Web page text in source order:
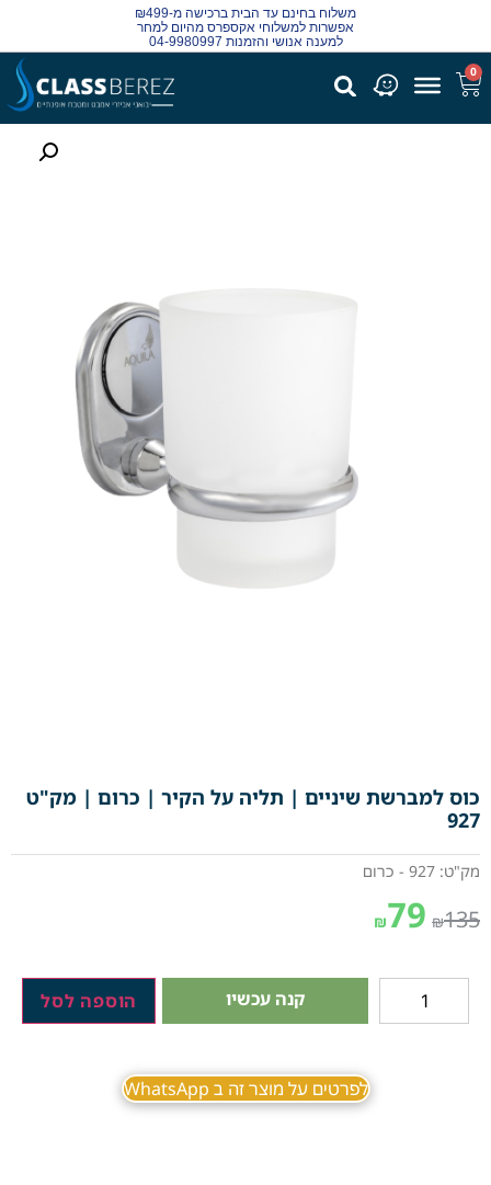
משלוח בחינם עד הבית ברכישה מ-₪499
אפשרות למשלוחי אקספרס מהיום למחר
למענה אנושי והזמנות 04-9980997
0
כוס למברשת שיניים | תליה על הקיר | כרום | מק"ט
927
מק"ט: 927 - כרום
₪135
₪79
קנה עכשיו הוספה לסל
לפרטים על מוצר זה ב WhatsApp